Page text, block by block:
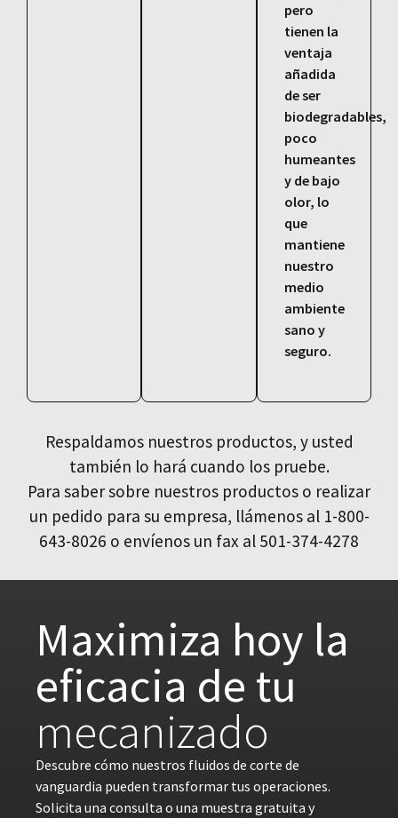
pero
tienen la
ventaja
añadida
de ser
biodegradables,
poco
humeantes
y de bajo
olor, lo
que
mantiene
nuestro
medio
ambiente
sano y
seguro.
Respaldamos nuestros productos, y usted
también lo hará cuando los pruebe.
Para saber sobre nuestros productos o realizar
un pedido para su empresa, llámenos al 1-800-
643-8026 o envíenos un fax al 501-374-4278
Maximiza hoy la
eficacia de tu
mecanizado
Descubre cómo nuestros fluidos de corte de
vanguardia pueden transformar tus operaciones.
Solicita una consulta o una muestra gratuita y